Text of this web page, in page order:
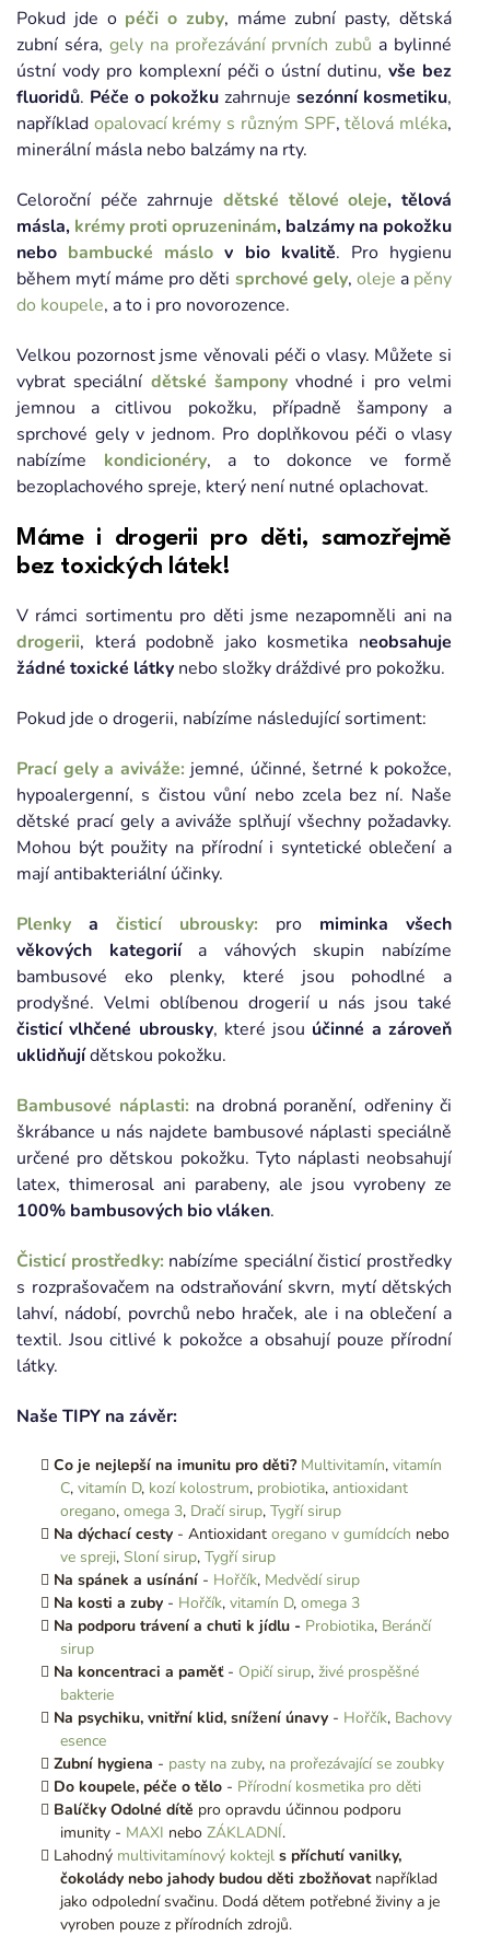
Pokud jde o péči o zuby, máme zubní pasty, dětská
zubní séra, gely na prořezávání prvních zubů a bylinné
ústní vody pro komplexní péči o ústní dutinu,vše bez
fluoridů. Péče o pokožku zahrnuje sezónní kosmetiku,
například opalovací krémy s různým SPF,tělová mléka,
minerální másla nebo balzámy na rty.
Celoroční péče zahrnuje dětské tělové oleje, tělová
másla, krémy proti opruzeninám, balzámy na pokožku
nebo bambucké máslo v bio kvalitě. Pro hygienu
během mytí máme pro děti sprchové gely, oleje a pěny
do koupele, a to i pro novorozence.
Velkou pozornost jsme věnovali péči o vlasy. Můžete si
vybrat speciální dětské šampony vhodné i pro velmi
jemnou a citlivou pokožku, případně šampony a
sprchové gely v jednom. Pro doplňkovou péči o vlasy
nabízíme kondicionéry, a to dokonce ve formě
bezoplachového spreje, který není nutné oplachovat.
Máme i drogerii pro děti, samozřejmě
bez toxických látek!
V rámci sortimentu pro děti jsme nezapomněli ani na
drogerii, která podobně jako kosmetika neobsahuje
žádné toxické látky nebo složky dráždivé pro pokožku.
Pokud jde o drogerii, nabízíme následující sortiment:
Prací gely a aviváže: jemné, účinné, šetrné k pokožce,
hypoalergenní, s čistou vůní nebo zcela bez ní. Naše
dětské prací gely a aviváže splňují všechny požadavky.
Mohou být použity na přírodní i syntetické oblečení a
mají antibakteriální účinky.
Plenky a čisticí ubrousky: pro miminka všech
věkových kategoriía váhových skupin nabízíme
bambusové eko plenky, které jsou pohodlné a
prodyšné. Velmi oblíbenou drogerií u nás jsou také
čisticí vlhčené ubrousky, které jsou účinné a zároveň
uklidňujídětskou pokožku.
Bambusové náplasti: na drobná poranění, odřeniny či
škrábance u nás najdete bambusové náplasti speciálně
určené pro dětskou pokožku. Tyto náplasti neobsahují
latex, thimerosal ani parabeny, ale jsou vyrobeny ze
100% bambusových bio vláken.
Čisticí prostředky: nabízíme speciální čisticí prostředky
s rozprašovačem na odstraňování skvrn, mytí dětských
lahví, nádobí, povrchů nebo hraček, ale i na oblečení a
textil. Jsou citlivé k pokožce a obsahují pouze přírodní
látky.
Naše TIPY na závěr:
Co je nejlepší na imunitu pro děti? Multivitamín, vitamín
C, vitamín D, kozí kolostrum, probiotika, antioxidant
oregano, omega 3, Dračí sirup, Tygří sirup
Na dýchací cesty - Antioxidant oregano v gumídcích nebo
ve spreji, Sloní sirup, Tygří sirup
Na spánek a usínání - Hořčík, Medvědí sirup
Na kosti a zuby - Hořčík, vitamín D, omega 3
Na podporu trávení a chuti k jídlu - Probiotika, Beránčí
sirup
Na koncentraci a paměť- Opičí sirup, živé prospěšné
bakterie
Na psychiku, vnitřní klid, snížení únavy - Hořčík, Bachovy
esence
Zubní hygiena - pasty na zuby, na prořezávající se zoubky
Do koupele, péče o tělo - Přírodní kosmetika pro děti
Balíčky Odolné dítě pro opravdu účinnou podporu
imunity - MAXI nebo ZÁKLADNÍ.
Lahodný multivitamínový koktejl s příchutí vanilky,
čokolády nebo jahody budou děti zbožňovatnapříklad
jako odpolední svačinu. Dodá dětem potřebné živiny a je
vyroben pouze z přírodních zdrojů.